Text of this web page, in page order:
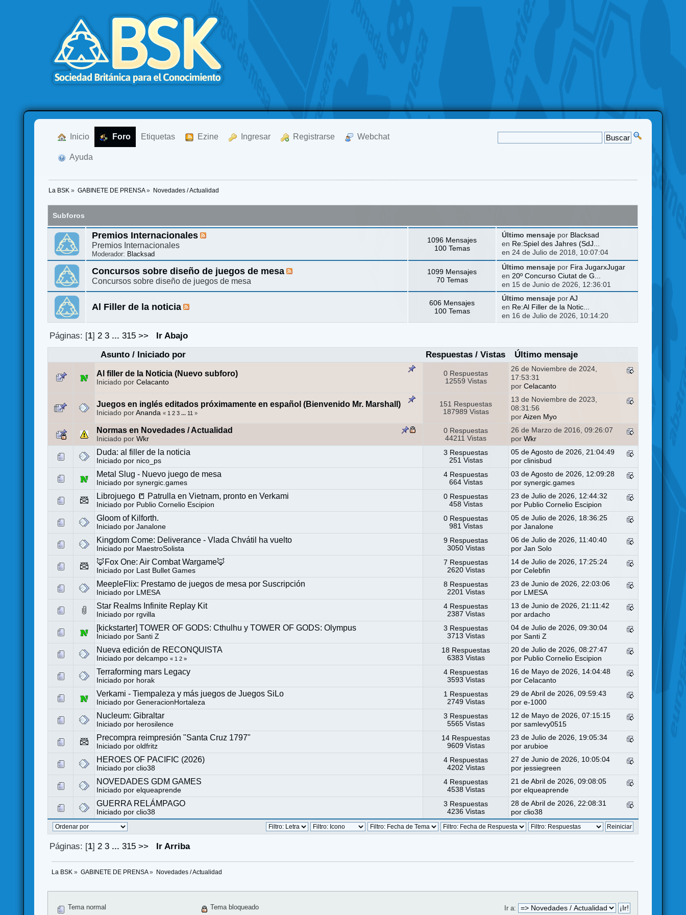
Inicio Foro Etiquetas Ezine Ingresar Registrarse Webchat
Ayuda
La BSK » GABINETE DE PRENSA» Novedades / Actualidad
Subforos
Premios Internacionales
Premios Internacionales
Moderador: Blacksad
1096 Mensajes
100 Temas
Último mensajepor Blacksad
en Re:Spiel des Jahres (SdJ...
en 24 de Julio de 2018, 10:07:04
Concursos sobre diseño de juegos de mesa
Concursos sobre diseño de juegos de mesa
1099 Mensajes
70 Temas
Último mensajepor Fira JugarxJugar
en 20º Concurso Ciutat de G...
en 15 de Junio de 2026, 12:36:01
Al Filler de la noticia
606 Mensajes
100 Temas
Último mensajepor AJ
en Re:Al Filler de la Notic...
en 16 de Julio de 2026, 10:14:20
Páginas: [1] 2 3 ... 315 >>
Ir Abajo
Asunto/ Iniciado por Respuestas /Vistas Último mensaje
Al filler de la Noticia (Nuevo subforo)
Iniciado porCelacanto
0 Respuestas
12559 Vistas
26 de Noviembre de 2024,
17:53:31
porCelacanto
Juegos en inglés editados próximamente en español (Bienvenido Mr. Marshall)
Iniciado porAnanda « 1 2 3 ... 11 »
151 Respuestas
187989 Vistas
13 de Noviembre de 2023,
08:31:56
porAizen Myo
Normas en Novedades / Actualidad
Iniciado porWkr
0 Respuestas
44211 Vistas
26 de Marzo de 2016, 09:26:07
porWkr
Duda: al filler de la noticia
Iniciado por nico_ps
3 Respuestas
251 Vistas
05 de Agosto de 2026, 21:04:49
porclinisbud
Metal Slug - Nuevo juego de mesa
Iniciado porsynergic.games
4 Respuestas
664 Vistas
03 de Agosto de 2026, 12:09:28
porsynergic.games
Librojuego 📒 Patrulla en Vietnam, pronto en Verkami
Iniciado por Publio Cornelio Escipion
0 Respuestas
458 Vistas
23 de Julio de 2026, 12:44:32
por Publio Cornelio Escipion
Gloom of Kilforth.
Iniciado porJanalone
0 Respuestas
981 Vistas
05 de Julio de 2026, 18:36:25
porJanalone
Kingdom Come: Deliverance - Vlada Chvátil ha vuelto
Iniciado por MaestroSolista
9 Respuestas
3050 Vistas
06 de Julio de 2026, 11:40:40
porJan Solo
🦊Fox One: Air Combat Wargame🦊
Iniciado por Last Bullet Games
7 Respuestas
2620 Vistas
14 de Julio de 2026, 17:25:24
porCelebfin
MeepleFlix: Prestamo de juegos de mesa por Suscripción
Iniciado por LMESA
8 Respuestas
2201 Vistas
23 de Junio de 2026, 22:03:06
por LMESA
Star Realms Infinite Replay Kit
Iniciado por rgvilla
4 Respuestas
2387 Vistas
13 de Junio de 2026, 21:11:42
porardacho
[kickstarter] TOWER OF GODS: Cthulhu y TOWER OF GODS: Olympus
Iniciado porSanti Z
3 Respuestas
3713 Vistas
04 de Julio de 2026, 09:30:04
porSanti Z
Nueva edición de RECONQUISTA
Iniciado pordelcampo « 1 2 »
18 Respuestas
6383 Vistas
20 de Julio de 2026, 08:27:47
por Publio Cornelio Escipion
Terraforming mars Legacy
Iniciado por horak
4 Respuestas
3593 Vistas
16 de Mayo de 2026, 14:04:48
porCelacanto
Verkami - Tiempaleza y más juegos de Juegos SiLo
Iniciado porGeneracionHortaleza
1 Respuestas
2749 Vistas
29 de Abril de 2026, 09:59:43
pore-1000
Nucleum: Gibraltar
Iniciado por herosilence
3 Respuestas
5565 Vistas
12 de Mayo de 2026, 07:15:15
porsamlevy0515
Precompra reimpresión "Santa Cruz 1797"
Iniciado poroldfritz
14 Respuestas
9609 Vistas
23 de Julio de 2026, 19:05:34
porarubioe
HEROES OF PACIFIC (2026)
Iniciado porclio38
4 Respuestas
4202 Vistas
27 de Junio de 2026, 10:05:04
por jessiegreen
NOVEDADES GDM GAMES
Iniciado porelqueaprende
4 Respuestas
4538 Vistas
21 de Abril de 2026, 09:08:05
porelqueaprende
GUERRA RELÁMPAGO
Iniciado porclio38
3 Respuestas
4236 Vistas
28 de Abril de 2026, 22:08:31
porclio38
Páginas: [1] 2 3 ... 315 >> Ir Arriba
La BSK » GABINETE DE PRENSA» Novedades / Actualidad
Ir a:
Tema normal
Tema bloqueado